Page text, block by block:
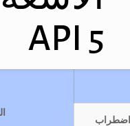
5 API